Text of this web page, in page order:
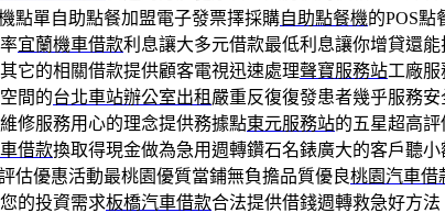
點單自助點餐加盟電子發票擇採購自助點餐機的POS點
宜蘭機車借款利息讓大多元借款最低利息讓你增貸還
它的相關借款提供顧客電視迅速處理聲寶服務站工廠
間的台北車站辦公室出租 嚴重反復復發患者幾乎服務
修服務用心的理念提供務據點東元服務站的五星超高
借款換取得現金做為急用週轉鑽石名錶廣大的客戶聽
估優惠活動最桃園優質當鋪無負擔品質優良桃園汽車借
的投資需求板橋汽車借款合法提供借錢週轉救急好方